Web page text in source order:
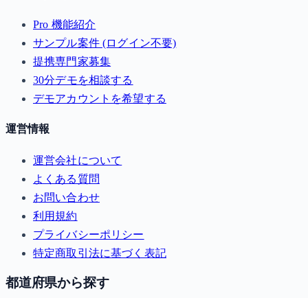
Pro 機能紹介
サンプル案件 (ログイン不要)
提携専門家募集
30分デモを相談する
デモアカウントを希望する
運営情報
運営会社について
よくある質問
お問い合わせ
利用規約
プライバシーポリシー
特定商取引法に基づく表記
都道府県から探す